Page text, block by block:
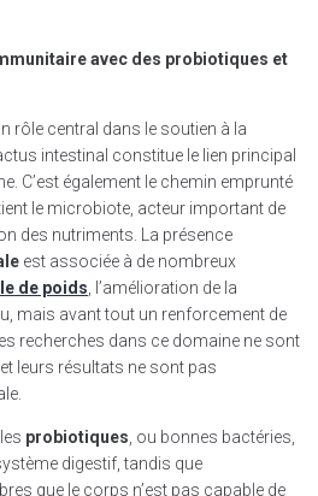
avec des probiotiques et
rôle central dans le soutien à la
intestinal constitue le lien principal
C’est également le chemin emprunté
le microbiote, acteur important de
des nutriments. La présence
est associée à de nombreux
de poids , l’amélioration de la
mais avant tout un renforcement de
recherches dans ce domaine ne sont
leurs résultats ne sont pas
probiotiques , ou bonnes bactéries,
digestif, tandis que
que le corps n’est pas capable de